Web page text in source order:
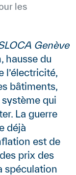
les
Genève
hausse du
l’électricité,
bâtiments,
qui
La guerre
déjà
est de
prix des
spéculation